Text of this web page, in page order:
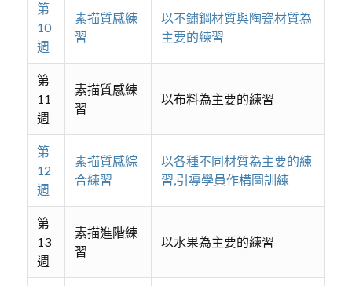
第
10
週
素描質感練
習
以不鏽鋼材質與陶瓷材質為
主要的練習
第
11
週
素描質感練
習
以布料為主要的練習
第
12
週
素描質感綜
合練習
以各種不同材質為主要的練
習,引導學員作構圖訓練
第
13
週
素描進階練
習
以水果為主要的練習